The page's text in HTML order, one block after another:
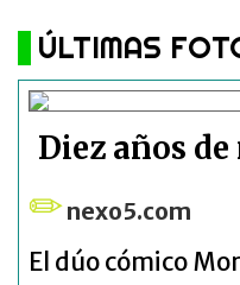
ÚLTIMAS
Diez años
nexo5.com
El dúo cómico